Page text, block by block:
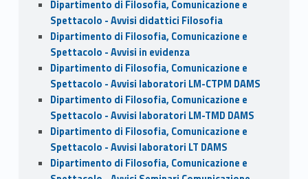
Dipartimento di Filosofia, Comunicazione e
Spettacolo - Avvisi didattici Filosofia
Dipartimento di Filosofia, Comunicazione e
Spettacolo - Avvisi in evidenza
Dipartimento di Filosofia, Comunicazione e
Spettacolo - Avvisi laboratori LM-CTPM DAMS
Dipartimento di Filosofia, Comunicazione e
Spettacolo - Avvisi laboratori LM-TMD DAMS
Dipartimento di Filosofia, Comunicazione e
Spettacolo - Avvisi laboratori LT DAMS
Dipartimento di Filosofia, Comunicazione e